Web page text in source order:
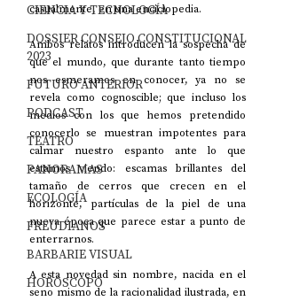
CIENCIA Y TECNOLOGÍA
DOSSIER CONSEJO CONSTITUCIONAL
2023
FUTURO ANTERIOR
PODCAST
TEATRO
PANORAMAS
ECOLOGÍA
FREUDIANOS
BARBARIE VISUAL
HORÓSCOPO
casualmente, en una enciclopedia.
Ambos relatos introducen la sospecha de
que el mundo, que durante tanto tiempo
nos esmeramos en conocer, ya no se
revela como cognoscible; que incluso los
medios con los que hemos pretendido
conocerlo se muestran impotentes para
calmar nuestro espanto ante lo que
estamos viendo: escamas brillantes del
tamaño de cerros que crecen en el
horizonte, partículas de la piel de una
nueva época que parece estar a punto de
enterrarnos.
A esta novedad sin nombre, nacida en el
seno mismo de la racionalidad ilustrada, en